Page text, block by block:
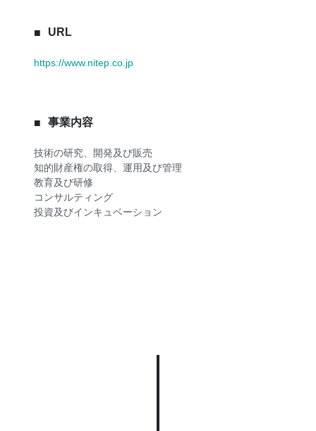
URL
https://www.nitep.co.jp
事業内容
技術の研究、開発及び販売
知的財産権の取得、運用及び管理
教育及び研修
コンサルティング
投資及びインキュベーション